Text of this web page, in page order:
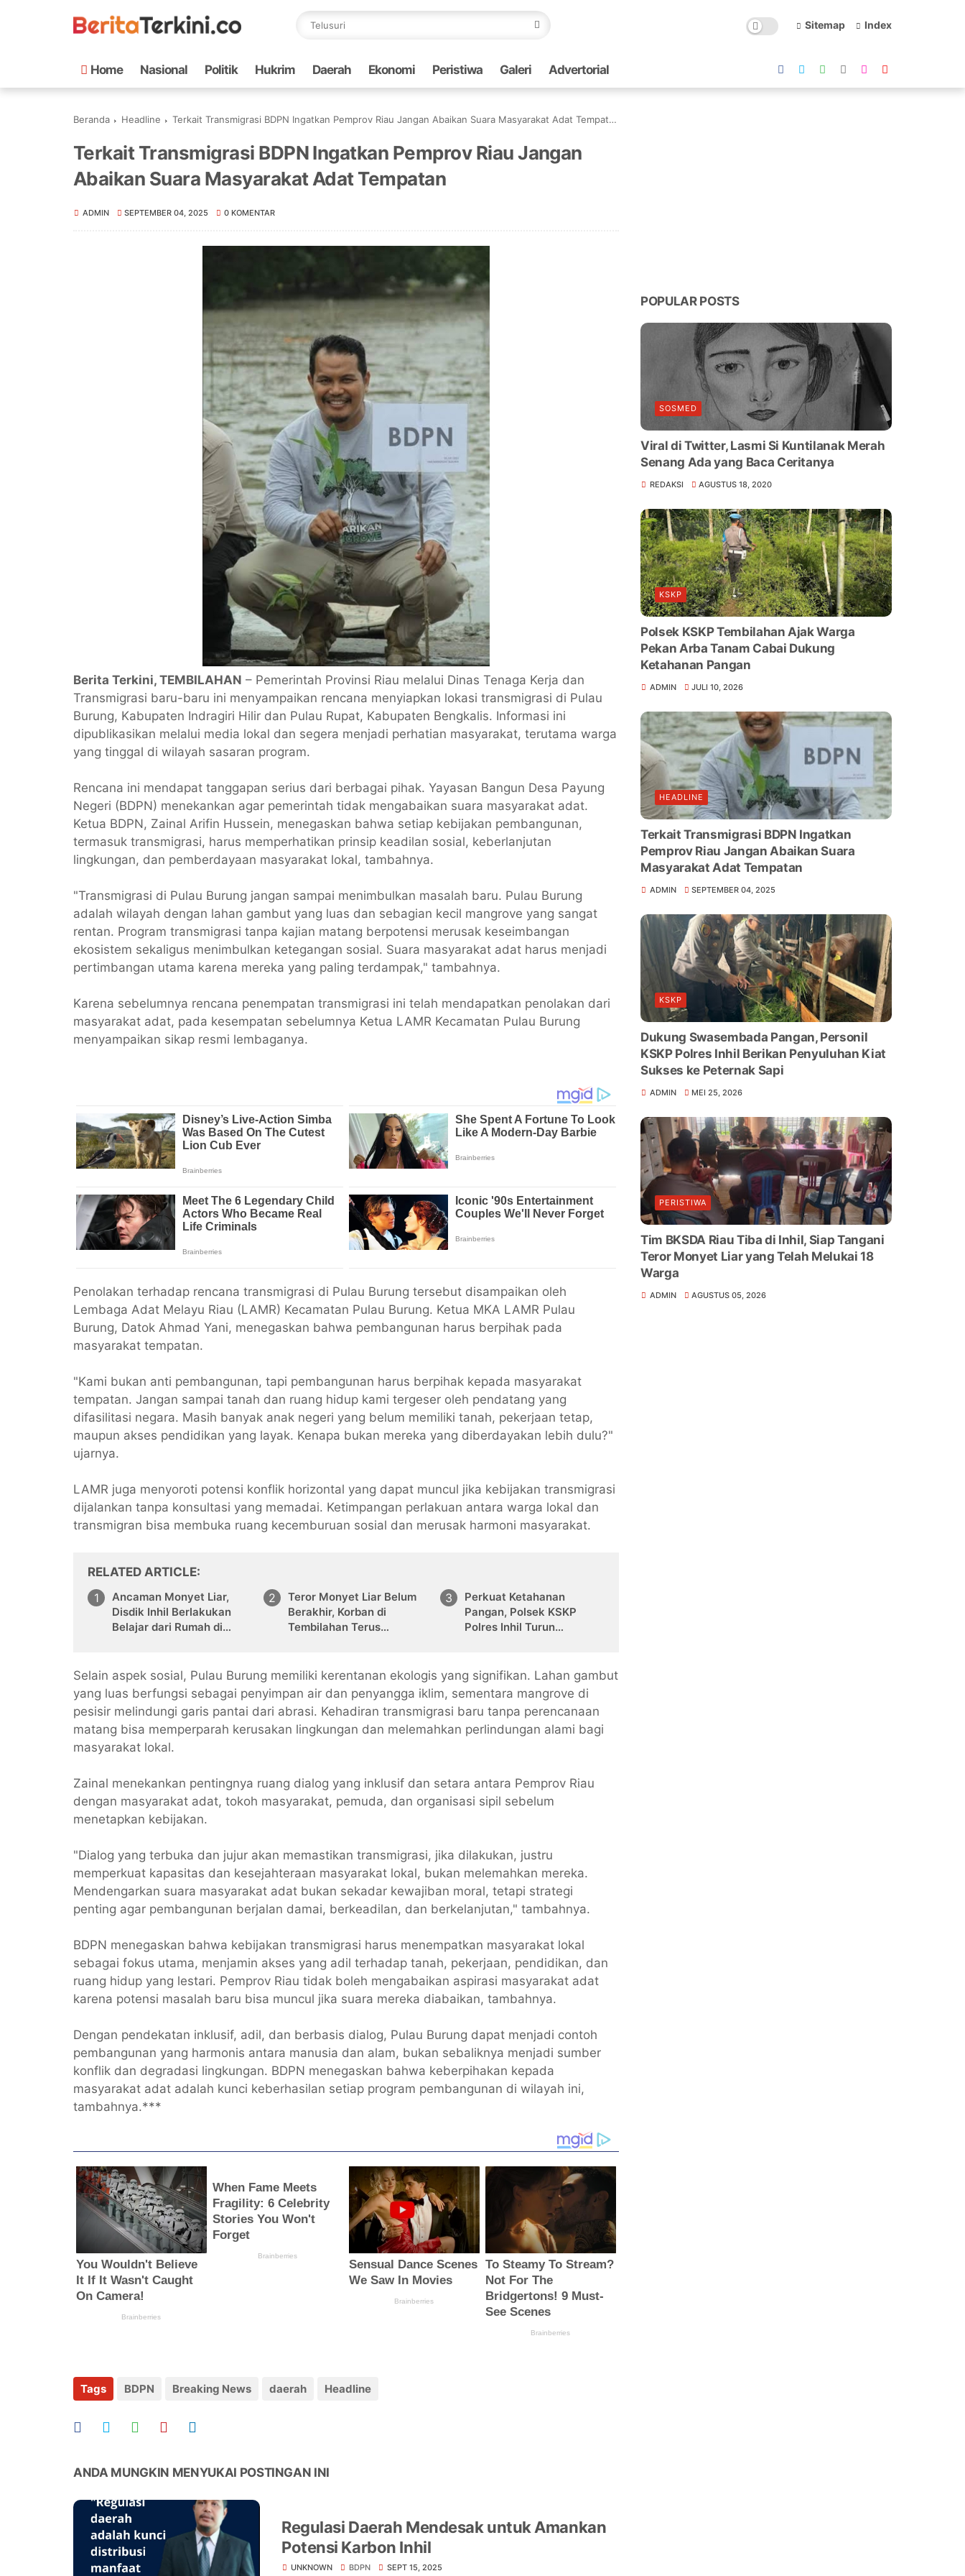
Sitemap Index
Home Nasional Politik Hukrim Daerah Ekonomi Peristiwa Galeri Advertorial
Beranda Headline Terkait Transmigrasi BDPN Ingatkan Pemprov Riau Jangan Abaikan Suara Masyarakat Adat Tempatan
Terkait Transmigrasi BDPN Ingatkan Pemprov Riau Jangan
Abaikan Suara Masyarakat Adat Tempatan
ADMIN SEPTEMBER 04, 2025 0 KOMENTAR
Berita Terkini, TEMBILAHAN – Pemerintah Provinsi Riau melalui Dinas Tenaga Kerja dan
Transmigrasi baru-baru ini menyampaikan rencana menyiapkan lokasi transmigrasi di Pulau
Burung, Kabupaten Indragiri Hilir dan Pulau Rupat, Kabupaten Bengkalis. Informasi ini
dipublikasikan melalui media lokal dan segera menjadi perhatian masyarakat, terutama warga
yang tinggal di wilayah sasaran program.
Rencana ini mendapat tanggapan serius dari berbagai pihak. Yayasan Bangun Desa Payung
Negeri (BDPN) menekankan agar pemerintah tidak mengabaikan suara masyarakat adat.
Ketua BDPN, Zainal Arifin Hussein, menegaskan bahwa setiap kebijakan pembangunan,
termasuk transmigrasi, harus memperhatikan prinsip keadilan sosial, keberlanjutan
lingkungan, dan pemberdayaan masyarakat lokal, tambahnya.
"Transmigrasi di Pulau Burung jangan sampai menimbulkan masalah baru. Pulau Burung
adalah wilayah dengan lahan gambut yang luas dan sebagian kecil mangrove yang sangat
rentan. Program transmigrasi tanpa kajian matang berpotensi merusak keseimbangan
ekosistem sekaligus menimbulkan ketegangan sosial. Suara masyarakat adat harus menjadi
pertimbangan utama karena mereka yang paling terdampak," tambahnya.
Karena sebelumnya rencana penempatan transmigrasi ini telah mendapatkan penolakan dari
masyarakat adat, pada kesempatan sebelumnya Ketua LAMR Kecamatan Pulau Burung
menyampaikan sikap resmi lembaganya.
Penolakan terhadap rencana transmigrasi di Pulau Burung tersebut disampaikan oleh
Lembaga Adat Melayu Riau (LAMR) Kecamatan Pulau Burung. Ketua MKA LAMR Pulau
Burung, Datok Ahmad Yani, menegaskan bahwa pembangunan harus berpihak pada
masyarakat tempatan.
"Kami bukan anti pembangunan, tapi pembangunan harus berpihak kepada masyarakat
tempatan. Jangan sampai tanah dan ruang hidup kami tergeser oleh pendatang yang
difasilitasi negara. Masih banyak anak negeri yang belum memiliki tanah, pekerjaan tetap,
maupun akses pendidikan yang layak. Kenapa bukan mereka yang diberdayakan lebih dulu?"
ujarnya.
LAMR juga menyoroti potensi konflik horizontal yang dapat muncul jika kebijakan transmigrasi
dijalankan tanpa konsultasi yang memadai. Ketimpangan perlakuan antara warga lokal dan
transmigran bisa membuka ruang kecemburuan sosial dan merusak harmoni masyarakat.
RELATED ARTICLE
Ancaman Monyet Liar,
Disdik Inhil Berlakukan
Belajar dari Rumah di
Teror Monyet Liar Belum
Berakhir, Korban di
Tembilahan Terus
Perkuat Ketahanan
Pangan, Polsek KSKP
Polres Inhil Turun
Selain aspek sosial, Pulau Burung memiliki kerentanan ekologis yang signifikan. Lahan gambut
yang luas berfungsi sebagai penyimpan air dan penyangga iklim, sementara mangrove di
pesisir melindungi garis pantai dari abrasi. Kehadiran transmigrasi baru tanpa perencanaan
matang bisa memperparah kerusakan lingkungan dan melemahkan perlindungan alami bagi
masyarakat lokal.
Zainal menekankan pentingnya ruang dialog yang inklusif dan setara antara Pemprov Riau
dengan masyarakat adat, tokoh masyarakat, pemuda, dan organisasi sipil sebelum
menetapkan kebijakan.
"Dialog yang terbuka dan jujur akan memastikan transmigrasi, jika dilakukan, justru
memperkuat kapasitas dan kesejahteraan masyarakat lokal, bukan melemahkan mereka.
Mendengarkan suara masyarakat adat bukan sekadar kewajiban moral, tetapi strategi
penting agar pembangunan berjalan damai, berkeadilan, dan berkelanjutan," tambahnya.
BDPN menegaskan bahwa kebijakan transmigrasi harus menempatkan masyarakat lokal
sebagai fokus utama, menjamin akses yang adil terhadap tanah, pekerjaan, pendidikan, dan
ruang hidup yang lestari. Pemprov Riau tidak boleh mengabaikan aspirasi masyarakat adat
karena potensi masalah baru bisa muncul jika suara mereka diabaikan, tambahnya.
Dengan pendekatan inklusif, adil, dan berbasis dialog, Pulau Burung dapat menjadi contoh
pembangunan yang harmonis antara manusia dan alam, bukan sebaliknya menjadi sumber
konflik dan degradasi lingkungan. BDPN menegaskan bahwa keberpihakan kepada
masyarakat adat adalah kunci keberhasilan setiap program pembangunan di wilayah ini,
tambahnya.***
Tags BDPN Breaking News daerah Headline
ANDA MUNGKIN MENYUKAI POSTINGAN INI
Regulasi Daerah Mendesak untuk Amankan
Potensi Karbon Inhil
UNKNOWN BDPN SEPT 15, 2025
POPULAR POSTS
SOSMED
Viral di Twitter, Lasmi Si Kuntilanak Merah
Senang Ada yang Baca Ceritanya
REDAKSI AGUSTUS 18, 2020
KSKP
Polsek KSKP Tembilahan Ajak Warga
Pekan Arba Tanam Cabai Dukung
Ketahanan Pangan
ADMIN JULI 10, 2026
HEADLINE
Terkait Transmigrasi BDPN Ingatkan
Pemprov Riau Jangan Abaikan Suara
Masyarakat Adat Tempatan
ADMIN SEPTEMBER 04, 2025
KSKP
Dukung Swasembada Pangan, Personil
KSKP Polres Inhil Berikan Penyuluhan Kiat
Sukses ke Peternak Sapi
ADMIN MEI 25, 2026
PERISTIWA
Tim BKSDA Riau Tiba di Inhil, Siap Tangani
Teror Monyet Liar yang Telah Melukai 18
Warga
ADMIN AGUSTUS 05, 2026